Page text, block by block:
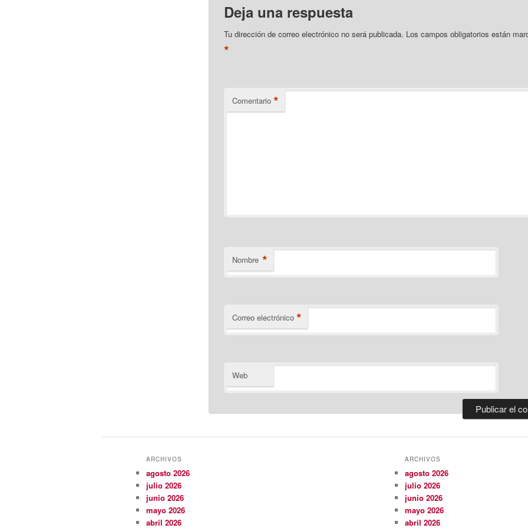
Deja una respuesta
Tu dirección de correo electrónico no será publicada. Los campos obligatorios están
*
Comentario *
Nombre *
Correo electrónico *
Web
ARCHIVOS
agosto 2026
julio 2026
junio 2026
mayo 2026
abril 2026
ARCHIVOS
agosto 2026
julio 2026
junio 2026
mayo 2026
abril 2026